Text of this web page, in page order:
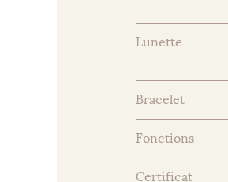
Lunette
Bracelet
Fonctions
Certificat